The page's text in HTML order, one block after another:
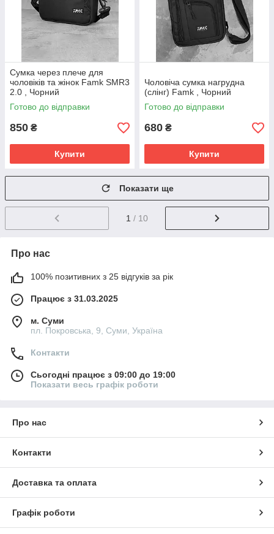
Сумка через плече для
чоловіків та жінок Famk SMR3
2.0 , Чорний
Готово до відправки
850 ₴
Купити
Чоловіча сумка нагрудна
(слінг) Famk , Чорний
Готово до відправки
680 ₴
Купити
Показати ще
1 / 10
Про нас
100% позитивних з 25 відгуків за рік
Працює з 31.03.2025
м. Суми
пл. Покровська, 9, Суми, Україна
Контакти
Сьогодні працює з 09:00 до 19:00
Показати весь графік роботи
Про нас
Контакти
Доставка та оплата
Графік роботи